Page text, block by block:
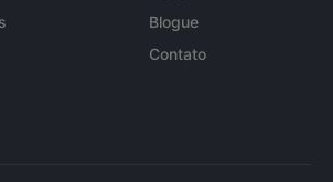
Blogue
Contato